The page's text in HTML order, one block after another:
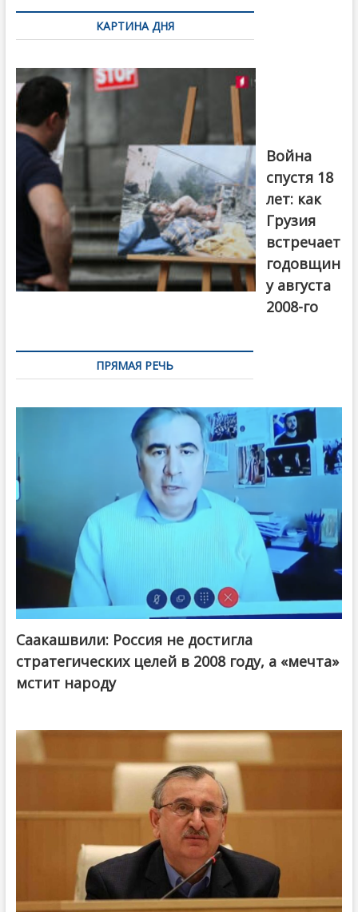
по
записямКАРТИНА ДНЯ
Первый канал
Война
спустя 18
лет: как
Грузия
встречает
годовщин
у августа
2008-го
ПРЯМАЯ РЕЧЬ
Саакашвили: Россия не достигла
стратегических целей в 2008 году, а «мечта»
мстит народу